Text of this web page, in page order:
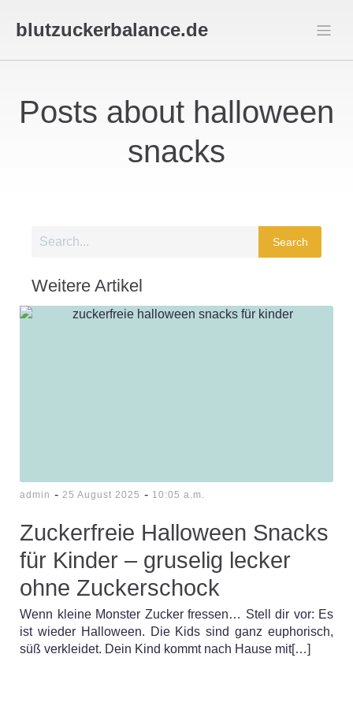
blutzuckerbalance.de
Posts about halloween
snacks
Search
Weitere Artikel
admin - 25 August 2025 - 10:05 a.m.
Zuckerfreie Halloween Snacks
für Kinder – gruselig lecker
ohne Zuckerschock
Wenn kleine Monster Zucker fressen… Stell dir vor: Es
ist wieder Halloween. Die Kids sind ganz euphorisch,
süß verkleidet. Dein Kind kommt nach Hause mit[…]